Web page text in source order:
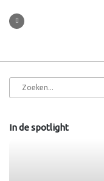
In de spotlight